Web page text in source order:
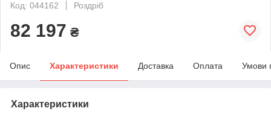
Код: 044162
Роздріб
82 197 ₴
Опис Характеристики Доставка Оплата Умови
Характеристики